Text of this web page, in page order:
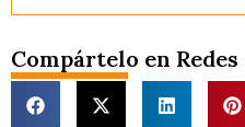
Compártelo en Redes